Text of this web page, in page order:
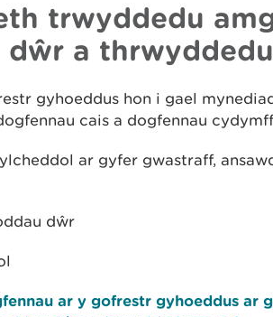
trwyddedu
dŵr a
gyhoeddus hon i gael
cais a dogfennau
ar gyfer gwastraff,
dŵr
ar y gofrestr gyhoeddus ar